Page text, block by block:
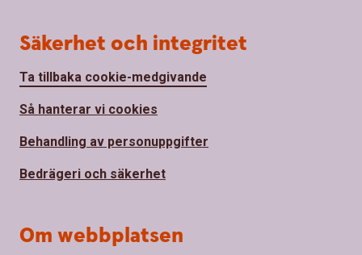
Säkerhet och integritet
Ta tillbaka cookie-medgivande
Så hanterar vi cookies
Behandling av personuppgifter
Bedrägeri och säkerhet
Om webbplatsen